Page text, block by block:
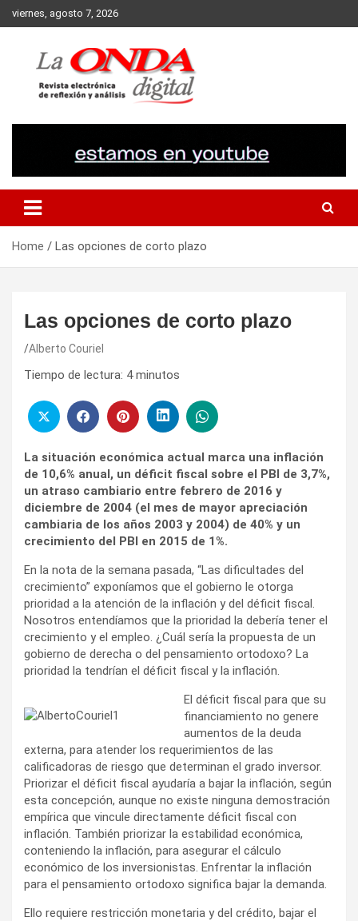
Skip
to
viernes, agosto 7, 2026
Home Las opciones de corto plazo
Las opciones de corto plazo
Alberto Couriel
Tiempo de lectura: 4 minutos
La situación económica actual marca una inflación
de 10,6% anual, un déficit fiscal sobre el PBI de 3,7%,
un atraso cambiario entre febrero de 2016 y
diciembre de 2004 (el mes de mayor apreciación
cambiaria de los años 2003 y 2004) de 40% y un
crecimiento del PBI en 2015 de 1%.
En la nota de la semana pasada, “Las dificultades del
crecimiento” exponíamos que el gobierno le otorga
prioridad a la atención de la inflación y del déficit fiscal.
Nosotros entendíamos que la prioridad la debería tener el
crecimiento y el empleo. ¿Cuál sería la propuesta de un
gobierno de derecha o del pensamiento ortodoxo? La
prioridad la tendrían el déficit fiscal y la inflación.
El déficit fiscal para que su
financiamiento no genere
aumentos de la deuda
externa, para atender los requerimientos de las
calificadoras de riesgo que determinan el grado inversor.
Priorizar el déficit fiscal ayudaría a bajar la inflación, según
esta concepción, aunque no existe ninguna demostración
empírica que vincule directamente déficit fiscal con
inflación. También priorizar la estabilidad económica,
conteniendo la inflación, para asegurar el cálculo
económico de los inversionistas. Enfrentar la inflación
para el pensamiento ortodoxo significa bajar la demanda.
Ello requiere restricción monetaria y del crédito, bajar el